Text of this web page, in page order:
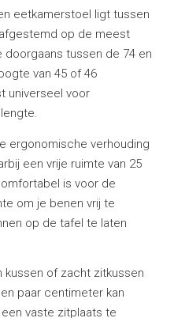
eetkamerstoel ligt tussen
op de meest
tussen de 74 en
van 45 of 46
universeel voor
ergonomische verhouding
een vrije ruimte van 25
is voor de
om je benen vrij te
op de tafel te laten
kussen of zacht zitkussen
paar centimeter kan
vaste zitplaats te